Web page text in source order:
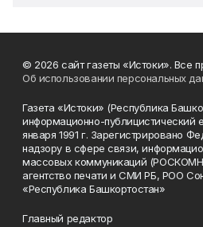
© 2026 сайт газеты «Истоки». Все
Об использовании персональных
Газета «Истоки» (Республика
информационно-публицистический
января 1991 г. Зарегистрировано
надзору в сфере связи,
массовых коммуникаций
агентство печати и СМИ РБ, РОО
«Республика Башкортостан»
Главный редактор